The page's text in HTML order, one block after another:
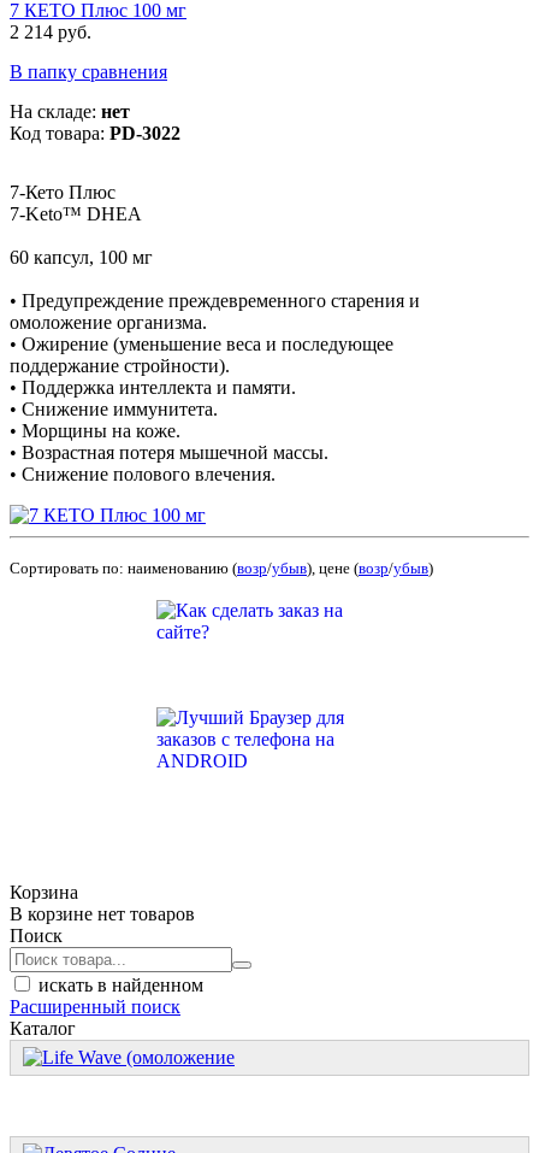
7 КЕТО Плюс 100 мг
2 214 руб.
В папку сравнения
На складе: нет
Код товара: PD-3022
7-Кето Плюс
7-Keto™ DHEA
60 капсул, 100 мг
• Предупреждение преждевременного старения и
омоложение организма.
• Ожирение (уменьшение веса и последующее
поддержание стройности).
• Поддержка интеллекта и памяти.
• Снижение иммунитета.
• Морщины на коже.
• Возрастная потеря мышечной массы.
• Снижение полового влечения.
Сортировать по: наименованию (возр/убыв), цене (возр/убыв)
Корзина
В корзине нет товаров
Поиск
искать в найденном
Расширенный поиск
Каталог